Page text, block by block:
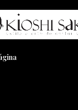
em
Visual??